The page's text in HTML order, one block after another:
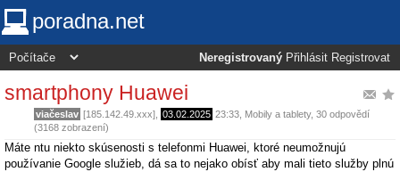
poradna.net
Neregistrovaný Přihlásit Registrovat
smartphony Huawei
viačeslav [185.142.49.xxx], 03.02.2025 23:33 Mobily a tablety, 30 odpovědí
(3168 zobrazení)
Máte ntu niekto skúsenosti s telefonmi Huawei, ktoré neumožnujú
používanie Google služieb, dá sa to nejako obísť aby mali tieto služby plnú